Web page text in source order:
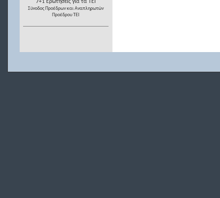
7+1 Ερωτήσεις για τα ΤΕΙ
Σύνοδος Προέδρων και Αναπληρωτών
Προέδρου ΤΕΙ